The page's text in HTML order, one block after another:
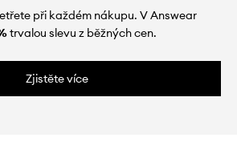
při každém nákupu. V Answear
trvalou slevu z běžných cen.
Zjistěte více